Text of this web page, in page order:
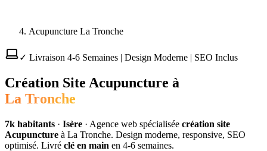
Acupuncture La Tronche
✓ Livraison 4-6 Semaines | Design Moderne | SEO Inclus
Création Site Acupuncture à
La Tronche
7k habitants · Isère · Agence web spécialisée création site
Acupuncture à La Tronche. Design moderne, responsive, SEO
optimisé. Livré clé en main en 4-6 semaines.